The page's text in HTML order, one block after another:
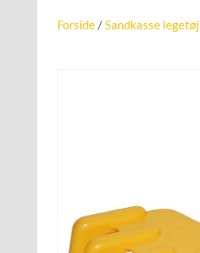
Forside /Sandkasse legetøj